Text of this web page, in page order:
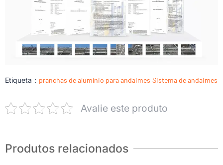
Etiqueta： pranchas de alumínio para andaimes Sistema de andaimes
Avalie este produto
Produtos relacionados